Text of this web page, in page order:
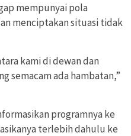
mempunyai pola
menciptakan situasi tidak
kami di dewan dan
semacam ada hambatan,”
programnya ke
terlebih dahulu ke